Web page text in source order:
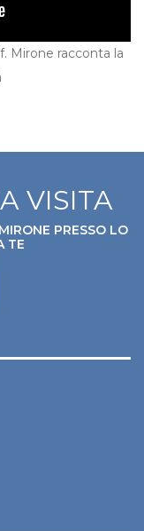
Mirone racconta la
VISITA
PRESSO LO
TE